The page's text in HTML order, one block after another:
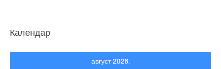
Календар
август 2026.